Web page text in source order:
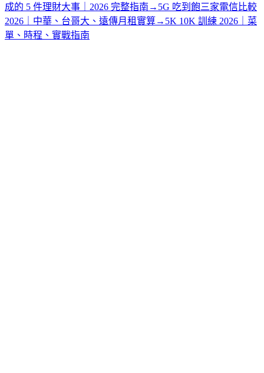
成的 5 件理財大事｜2026 完整指南 → 5G 吃到飽三家電信比較
2026｜中華、台哥大、遠傳月租實算→ 5K 10K 訓練 2026｜菜
單、時程、實戰指南